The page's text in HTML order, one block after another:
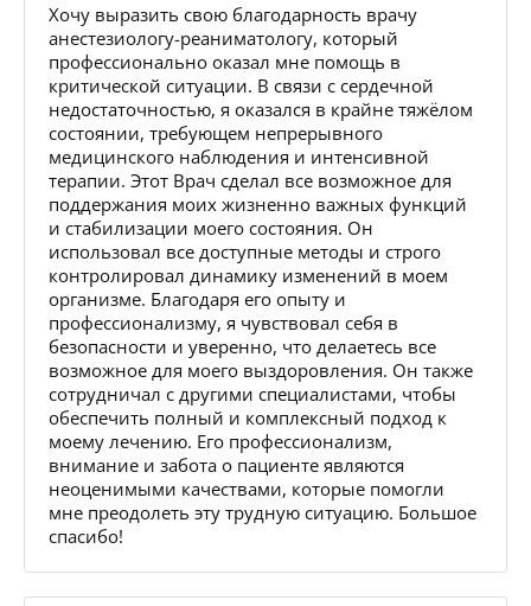
Хочу выразить свою благодарность врачу
анестезиологу-реаниматологу, который
профессионально оказал мне помощь в
критической ситуации. В связи с сердечной
недостаточностью, я оказался в крайне тяжёлом
состоянии, требующем непрерывного
медицинского наблюдения и интенсивной
терапии. Этот Врач сделал все возможное для
поддержания моих жизненно важных функций
и стабилизации моего состояния. Он
использовал все доступные методы и строго
контролировал динамику изменений в моем
организме. Благодаря его опыту и
профессионализму, я чувствовал себя в
безопасности и уверенно, что делаетесь все
возможное для моего выздоровления. Он также
сотрудничал с другими специалистами, чтобы
обеспечить полный и комплексный подход к
моему лечению. Его профессионализм,
внимание и забота о пациенте являются
неоценимыми качествами, которые помогли
мне преодолеть эту трудную ситуацию. Большое
спасибо!